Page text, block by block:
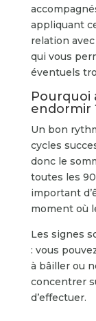
appliquant
relation
qui vous
éventuels
Pourquoi
endormir
Un bon
cycles
donc le
toutes les
important
moment où
Les signes
: vous
à bâiller ou
concentrer
d’effectuer.